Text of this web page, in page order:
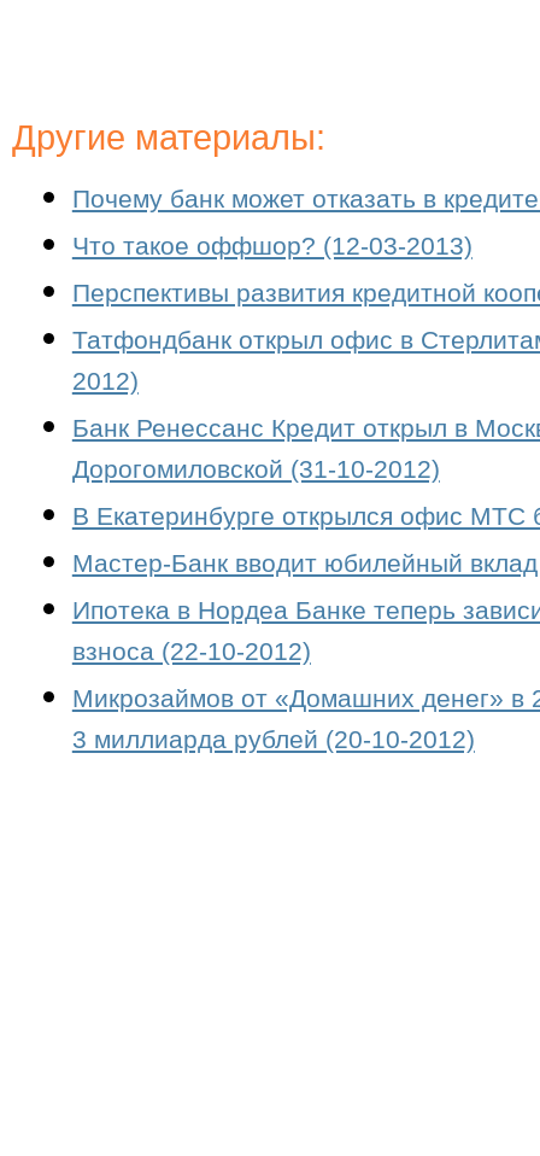
Другие материалы:
Почему банк может отказать в
Что такое оффшор? (12-03-2013)
Перспективы развития кредитной
Татфондбанк открыл офис в
2012)
Банк Ренессанс Кредит открыл в
Дорогомиловской (31-10-2012)
В Екатеринбурге открылся офис МТС
Мастер-Банк вводит юбилейный
Ипотека в Нордеа Банке теперь
взноса (22-10-2012)
Микрозаймов от «Домашних денег» в
3 миллиарда рублей (20-10-2012)